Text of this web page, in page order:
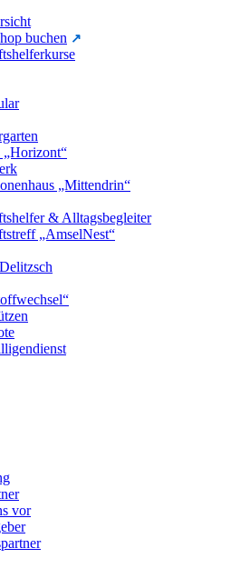
buchen
„Horizont“
„Mittendrin“
& Alltagsbegleiter
„AmselNest“
vor